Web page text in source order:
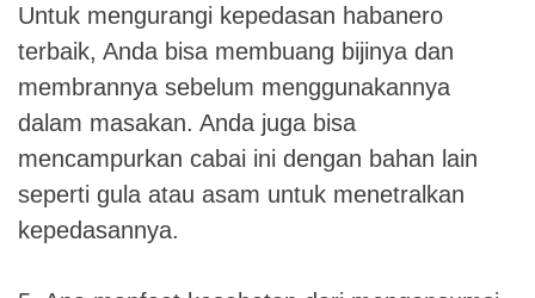
Untuk mengurangi kepedasan habanero
terbaik, Anda bisa membuang bijinya dan
membrannya sebelum menggunakannya
dalam masakan. Anda juga bisa
mencampurkan cabai ini dengan bahan lain
seperti gula atau asam untuk menetralkan
kepedasannya.